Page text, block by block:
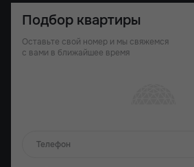
Подбор квартиры
Оставьте свой номер и мы свяжемся
с вами в ближайшее время